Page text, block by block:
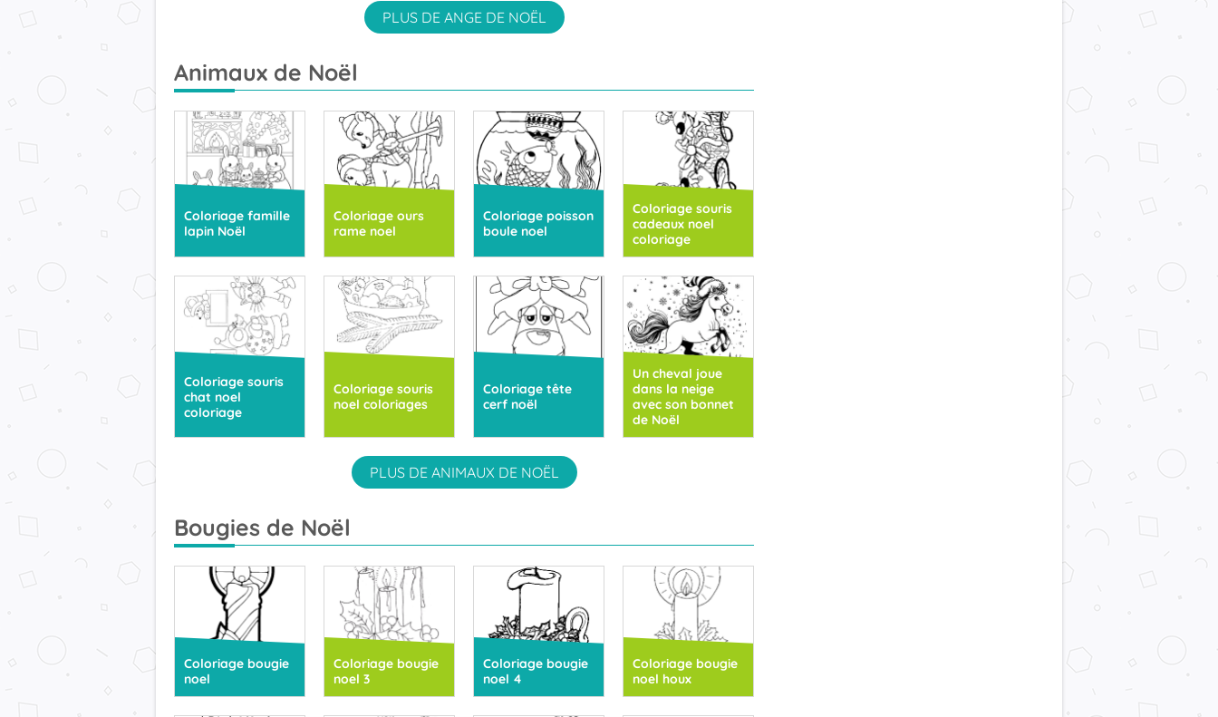
PLUS DE ANGE DE NOËL
Animaux de Noël
Coloriage famille
lapin Noël
Coloriage ours
rame noel
Coloriage poisson
boule noel
Coloriage souris
cadeaux noel
coloriage
Coloriage souris
chat noel
coloriage
Coloriage souris
noel coloriages
Coloriage tête
cerf noël
Un cheval joue
dans la neige
avec son bonnet
de Noël
PLUS DE ANIMAUX DE NOËL
Bougies de Noël
Coloriage bougie
noel
Coloriage bougie
noel 3
Coloriage bougie
noel 4
Coloriage bougie
noel houx